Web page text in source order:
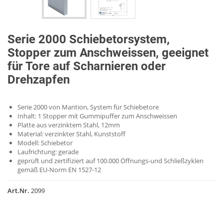
Serie 2000 Schiebetorsystem,
Stopper zum Anschweissen, geeignet
für Tore auf Scharnieren oder
Drehzapfen
Serie 2000 von Mantion, System für Schiebetore
Inhalt: 1 Stopper mit Gummipuffer zum Anschweissen
Platte aus verzinktem Stahl, 12mm
Material: verzinkter Stahl, Kunststoff
Modell: Schiebetor
Laufrichtung: gerade
geprüft und zertifiziert auf 100.000 Öffnungs-und Schließzyklen
gemäß EU-Norm EN 1527-12
Art.Nr. 2099